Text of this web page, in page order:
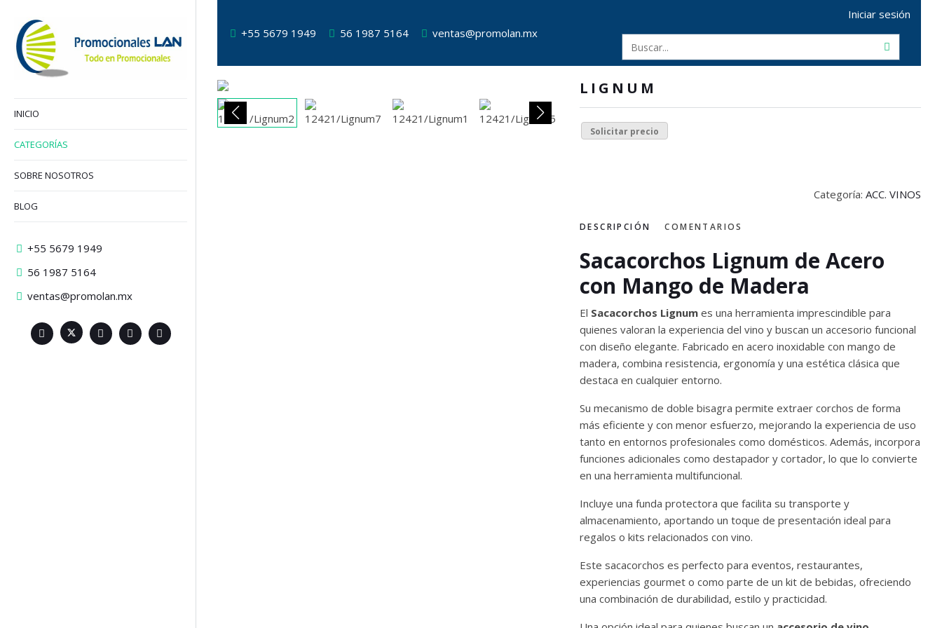
+55 5679 1949 56 1987 5164 ventas@promolan.mx
Iniciar sesión
LIGNUM
Solicitar precio
Categoría: ACC. VINOS
DESCRIPCIÓN COMENTARIOS
Sacacorchos Lignum de Acero
con Mango de Madera
El Sacacorchos Lignum es una herramienta imprescindible para
quienes valoran la experiencia del vino y buscan un accesorio funcional
con diseño elegante. Fabricado en acero inoxidable con mango de
madera, combina resistencia, ergonomía y una estética clásica que
destaca en cualquier entorno.
Su mecanismo de doble bisagra permite extraer corchos de forma
más eficiente y con menor esfuerzo, mejorando la experiencia de uso
tanto en entornos profesionales como domésticos. Además, incorpora
funciones adicionales como destapador y cortador, lo que lo convierte
en una herramienta multifuncional.
Incluye una funda protectora que facilita su transporte y
almacenamiento, aportando un toque de presentación ideal para
regalos o kits relacionados con vino.
Este sacacorchos es perfecto para eventos, restaurantes,
experiencias gourmet o como parte de un kit de bebidas, ofreciendo
una combinación de durabilidad, estilo y practicidad.
INICIO
CATEGORÍAS
SOBRE NOSOTROS
BLOG
+55 5679 1949
56 1987 5164
ventas@promolan.mx